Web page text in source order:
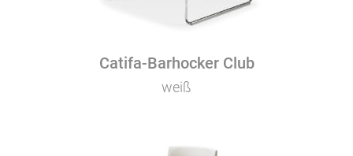
Catifa-Barhocker Club
weiß